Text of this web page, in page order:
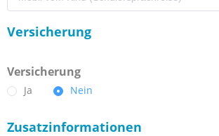
Versicherung
Versicherung
Ja Nein
Zusatzinformationen